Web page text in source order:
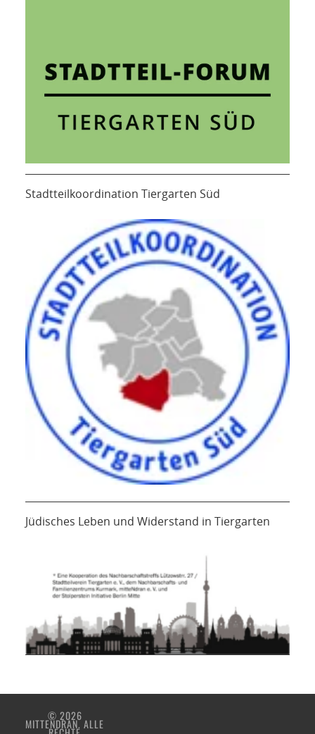
Stadtteilkoordination Tiergarten Süd
Jüdisches Leben und Widerstand in Tiergarten
© 2026
MITTENDRAN. ALLE